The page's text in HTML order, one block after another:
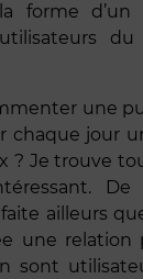
forme d’un
du
une
chaque jour
? Je trouve
De
ailleurs
une relation
sont